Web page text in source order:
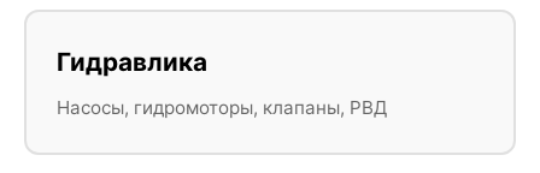
Гидравлика
Насосы, гидромоторы, клапаны, РВД